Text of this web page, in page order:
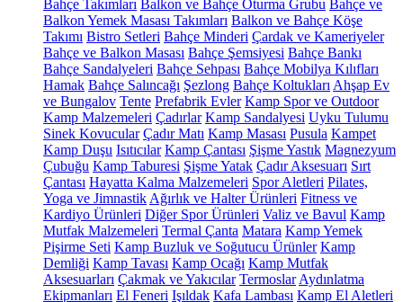
Bahçe Takımları Balkon ve Bahçe Oturma Grubu Bahçe ve
Balkon Yemek Masası Takımları Balkon ve Bahçe Köşe
Takımı Bistro Setleri Bahçe Minderi Çardak ve Kameriyeler
Bahçe ve Balkon Masası Bahçe Şemsiyesi Bahçe Bankı
Bahçe Sandalyeleri Bahçe Sehpası Bahçe Mobilya Kılıfları
Hamak Bahçe Salıncağı Şezlong Bahçe Koltukları Ahşap Ev
ve Bungalov Tente Prefabrik Evler Kamp Spor ve Outdoor
Kamp Malzemeleri Çadırlar Kamp Sandalyesi Uyku Tulumu
Sinek Kovucular Çadır Matı Kamp Masası Pusula Kampet
Kamp Duşu Isıtıcılar Kamp Çantası Şişme Yastık Magnezyum
Çubuğu Kamp Taburesi Şişme Yatak Çadır Aksesuarı Sırt
Çantası Hayatta Kalma Malzemeleri Spor Aletleri Pilates,
Yoga ve Jimnastik Ağırlık ve Halter Ürünleri Fitness ve
Kardiyo Ürünleri Diğer Spor Ürünleri Valiz ve Bavul Kamp
Mutfak Malzemeleri Termal Çanta Matara Kamp Yemek
Pişirme Seti Kamp Buzluk ve Soğutucu Ürünler Kamp
Demliği Kamp Tavası Kamp Ocağı Kamp Mutfak
Aksesuarları Çakmak ve Yakıcılar Termoslar Aydınlatma
Ekipmanları El Feneri Işıldak Kafa Lambası Kamp El Aletleri